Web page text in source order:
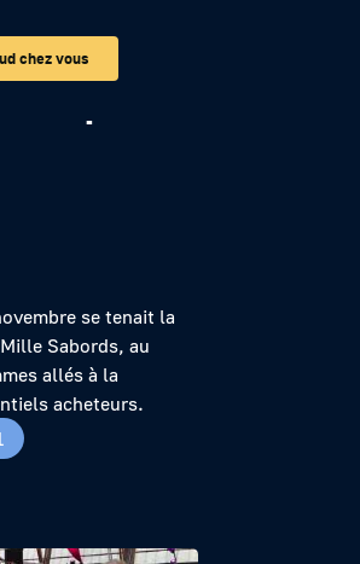
chez vous
se tenait la
Sabords, au
allés à la
acheteurs.